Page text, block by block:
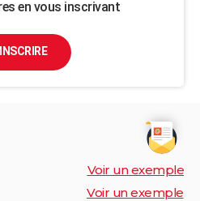
en vous inscrivant
Voir un exemple
Voir un exemple